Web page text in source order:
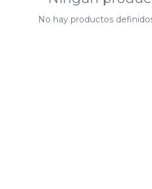
No hay productos